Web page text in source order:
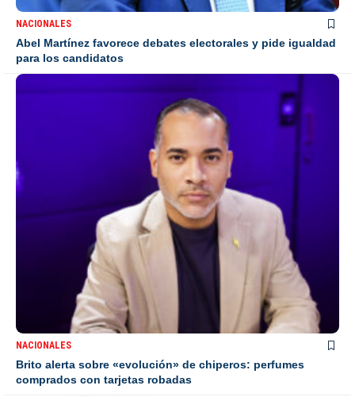
NACIONALES
Abel Martínez favorece debates electorales y pide igualdad
para los candidatos
NACIONALES
Brito alerta sobre «evolución» de chiperos: perfumes
comprados con tarjetas robadas